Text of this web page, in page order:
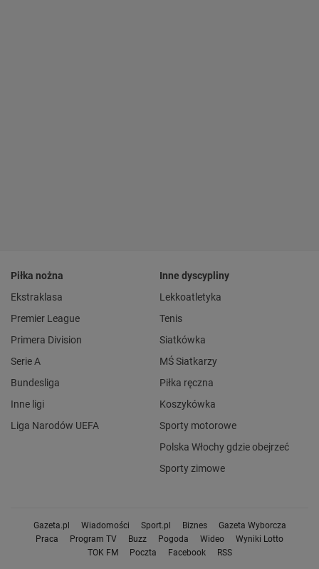
Piłka nożna
Ekstraklasa
Premier League
Primera Division
Serie A
Bundesliga
Inne ligi
Liga Narodów UEFA
Inne dyscypliny
Lekkoatletyka
Tenis
Siatkówka
MŚ Siatkarzy
Piłka ręczna
Koszykówka
Sporty motorowe
Polska Włochy gdzie obejrzeć
Sporty zimowe
Gazeta.pl Wiadomości Sport.pl Biznes
Gazeta Wyborcza
Praca
Program TV Buzz Pogoda Wideo
Wyniki Lotto
TOK FM
Poczta Facebook RSS